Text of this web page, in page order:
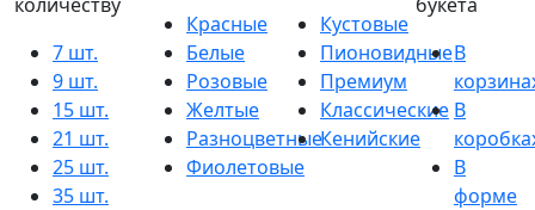
7 шт.
9 шт.
15 шт.
21 шт.
25 шт.
35 шт.
Красные
Белые
Розовые
Желтые
Разноцветные
Фиолетовые
Кустовые
Пионовидные
Премиум
Классические
Кенийские
В
В
В
форме